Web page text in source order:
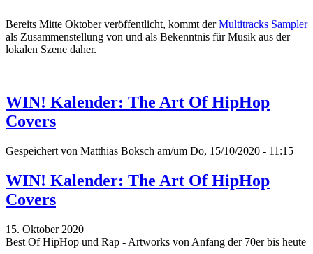
Bereits Mitte Oktober veröffentlicht, kommt derMultitracks Sampler
als Zusammenstellung von und als Bekenntnis für Musik aus der
lokalen Szene daher.
WIN! Kalender: The Art Of HipHop
Covers
Gespeichert von Matthias Boksch am/um Do, 15/10/2020 - 11:15
WIN! Kalender: The Art Of HipHop
Covers
15. Oktober 2020
Best Of HipHop und Rap - Artworks von Anfang der 70er bis heute